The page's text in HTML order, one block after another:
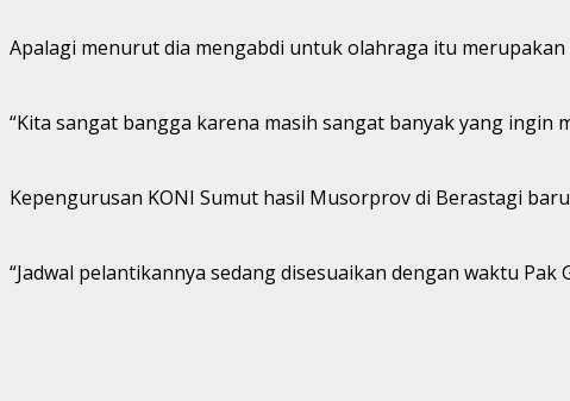
Apalagi menurut dia mengabdi untuk olahraga itu
“Kita sangat bangga karena masih sangat banyak yang ingin
Kepengurusan KONI Sumut hasil Musorprov di Berastagi
“Jadwal pelantikannya sedang disesuaikan dengan waktu